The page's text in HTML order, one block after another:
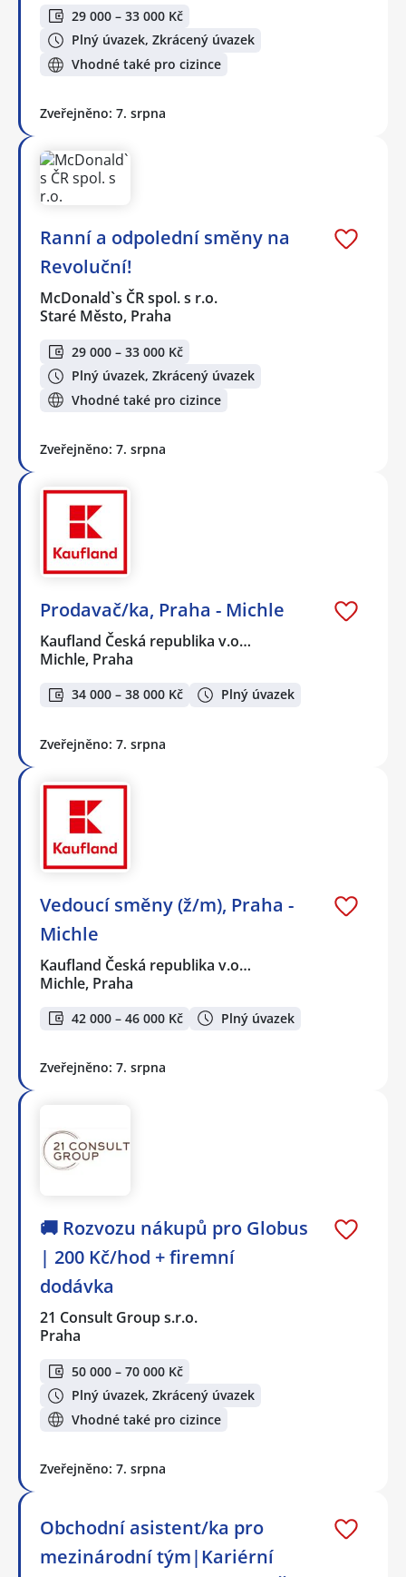
29 000 – 33 000 Kč
Plný úvazek, Zkrácený úvazek
Vhodné také pro cizince
Zveřejněno: 7. srpna
Ranní a odpolední směny na
Revoluční!
McDonald`s ČR spol. s r.o.
Staré Město, Praha
29 000 – 33 000 Kč
Plný úvazek, Zkrácený úvazek
Vhodné také pro cizince
Zveřejněno: 7. srpna
Prodavač/ka, Praha - Michle
Kaufland Česká republika v.o…
Michle, Praha
34 000 – 38 000 Kč Plný úvazek
Zveřejněno: 7. srpna
Vedoucí směny (ž/m), Praha -
Michle
Kaufland Česká republika v.o…
Michle, Praha
42 000 – 46 000 Kč Plný úvazek
Zveřejněno: 7. srpna
🚚 Rozvozu nákupů pro Globus
| 200 Kč/hod + firemní
dodávka
21 Consult Group s.r.o.
Praha
50 000 – 70 000 Kč
Plný úvazek, Zkrácený úvazek
Vhodné také pro cizince
Zveřejněno: 7. srpna
Obchodní asistent/ka pro
mezinárodní tým|Kariérní